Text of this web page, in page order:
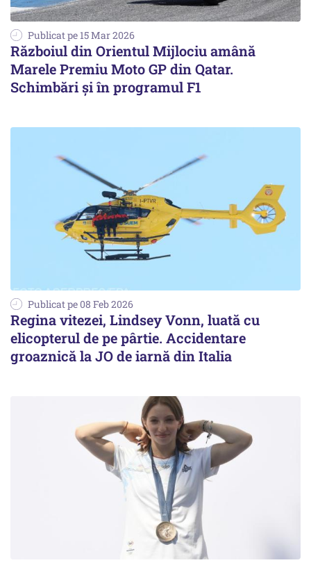
Publicat pe 15 Mar 2026
Războiul din Orientul Mijlociu amână
Marele Premiu Moto GP din Qatar.
Schimbări și în programul F1
Publicat pe 08 Feb 2026
Regina vitezei, Lindsey Vonn, luată cu
elicopterul de pe pârtie. Accidentare
groaznică la JO de iarnă din Italia